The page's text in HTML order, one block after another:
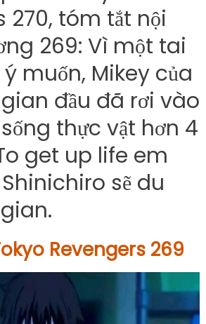
270, tóm tắt nội
269: Vì một tai
muốn, Mikey của
đầu đã rơi vào
thực vật hơn 4
get up life em
sẽ du
Revengers 269